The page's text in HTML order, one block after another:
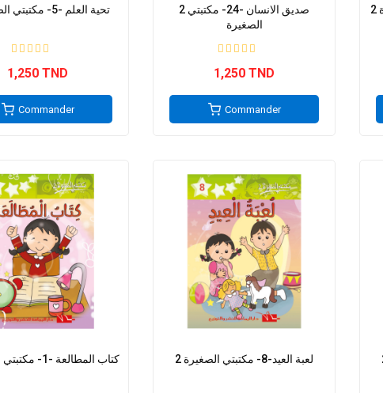
2 تحية العلم -5- مكتبتي الصغيرة
1,250 TND
Commander
2 صديق الانسان -24- مكتبتي
الصغيرة
1,250 TND
Commander
2 كتاب المطالعة -1- مكتبتي الصغيرة 2 لعبة العيد-8- مكتبتي الصغيرة